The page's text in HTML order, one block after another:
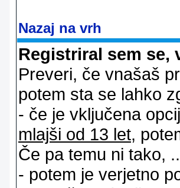
Nazaj na vrh
Registriral sem se,
Preveri, če vnašaš
potem sta se lahko
- če je vključena
mlajši od 13 let,
Če pa temu ni tako,
- potem je verjetno